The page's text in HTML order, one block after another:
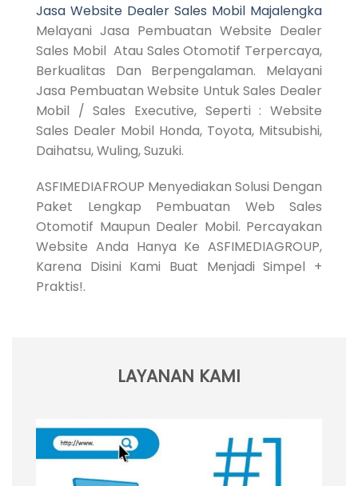
Jasa Website Dealer Sales Mobil Majalengka
Melayani Jasa Pembuatan Website Dealer
Sales Mobil Atau Sales Otomotif Terpercaya,
Berkualitas Dan Berpengalaman. Melayani
Jasa Pembuatan Website Untuk Sales Dealer
Mobil / Sales Executive, Seperti : Website
Sales Dealer Mobil Honda, Toyota, Mitsubishi,
Daihatsu, Wuling, Suzuki.
ASFIMEDIAFROUP Menyediakan Solusi Dengan
Paket Lengkap Pembuatan Web Sales
Otomotif Maupun Dealer Mobil. Percayakan
Website Anda Hanya Ke ASFIMEDIAGROUP,
Karena Disini Kami Buat Menjadi Simpel +
Praktis!.
LAYANAN KAMI